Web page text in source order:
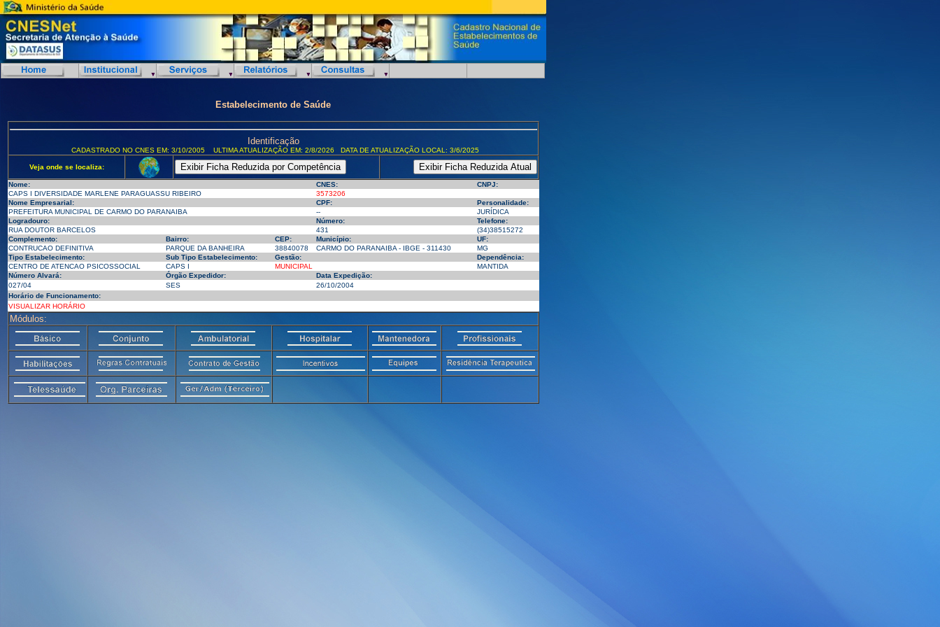
Estabelecimento de Saúde
Identificação
CADASTRADO NO CNES EM: 3/10/2005 ULTIMA ATUALIZAÇÃO EM: 2/8/2026 DATA DE ATUALIZAÇÃO LOCAL: 3/6/2025
Veja onde se localiza:
Nome: CNES:
CNPJ:
CAPS I DIVERSIDADE MARLENE PARAGUASSU RIBEIRO
3573206
Nome Empresarial:
CPF:
Personalidade:
PREFEITURA MUNICIPAL DE CARMO DO PARANAIBA
--
JURÍDICA
Logradouro:
Número:
Telefone:
RUA DOUTOR BARCELOS
431
(34)38515272
Complemento:
Bairro: CEP: Município:
UF:
CONTRUCAO DEFINITIVA
PARQUE DA BANHEIRA 38840078 CARMO DO PARANAIBA - IBGE - 311430
MG
Tipo Estabelecimento:
Sub Tipo Estabelecimento: Gestão:
Dependência:
CENTRO DE ATENCAO PSICOSSOCIAL
CAPS I MUNICIPAL
MANTIDA
Número Alvará:
Órgão Expedidor:
Data Expedição:
027/04
SES
26/10/2004
Horário de Funcionamento:
VISUALIZAR HORÁRIO
Módulos: